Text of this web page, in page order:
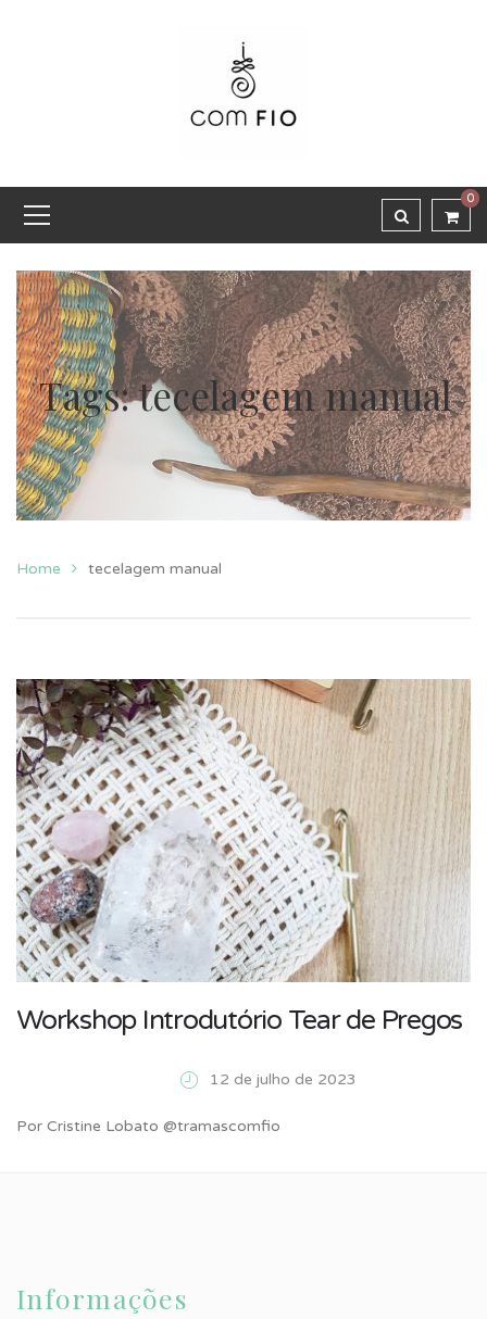
0
Tags: tecelagem manual
Home tecelagem manual
Workshop Introdutório Tear de Pregos
12 de julho de 2023
Por Cristine Lobato @tramascomfio
Informações